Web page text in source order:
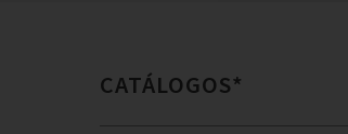
CATÁLOGOS*